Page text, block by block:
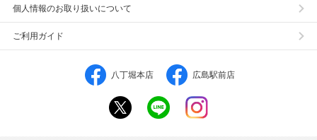
個人情報のお取り扱いについて
ご利用ガイド
八丁堀本店 広島駅前店